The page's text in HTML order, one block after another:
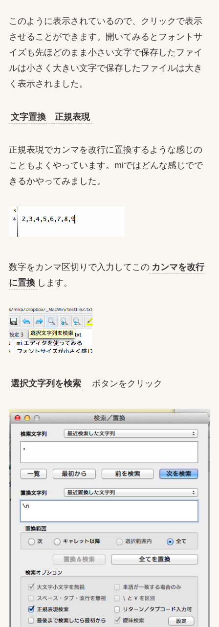
このように表示されているので、クリックで表示
させることができます。開いてみるとフォントサ
イズも先ほどのまま小さい文字で保存したファイ
ルは小さく大きい文字で保存したファイルは大き
く表示されました。
文字置換 正規表現
正規表現でカンマを改行に置換するような感じの
こともよくやっています。miではどんな感じでで
きるかやってみました。
数字をカンマ区切りで入力してこの カンマを改行
に置換 します。
選択文字列を検索 ボタンをクリック